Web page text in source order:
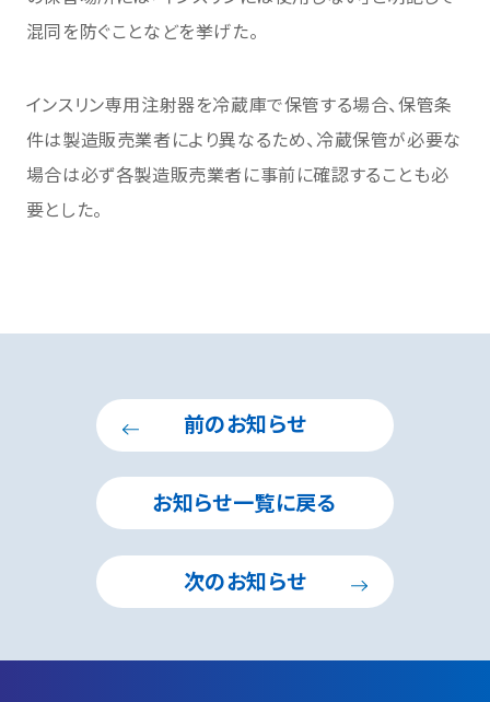
混同を防ぐことなどを挙げた。
インスリン専用注射器を冷蔵庫で保管する場合、保管条
件は製造販売業者により異なるため、冷蔵保管が必要な
場合は必ず各製造販売業者に事前に確認することも必
要とした。
前のお知らせ
お知らせ一覧に戻る
次のお知らせ